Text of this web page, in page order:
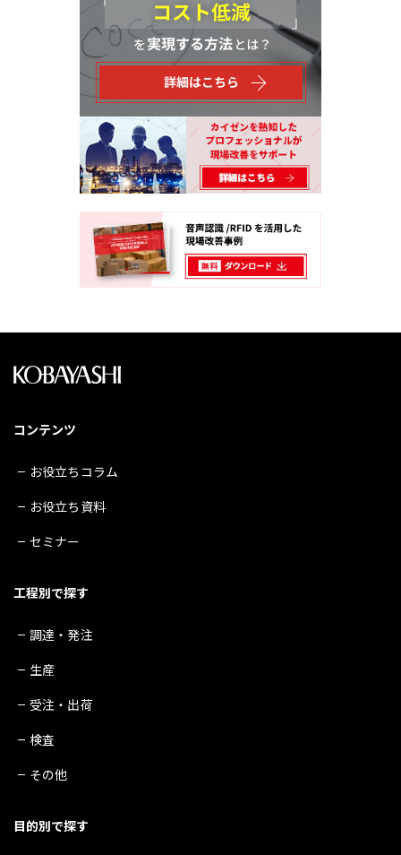
コンテンツ
お役立ちコラム
お役立ち資料
セミナー
工程別で探す
調達・発注
生産
受注・出荷
検査
その他
目的別で探す